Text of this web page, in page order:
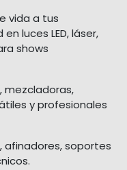
vida a tus
luces LED, láser,
shows
mezcladoras,
y profesionales
afinadores, soportes